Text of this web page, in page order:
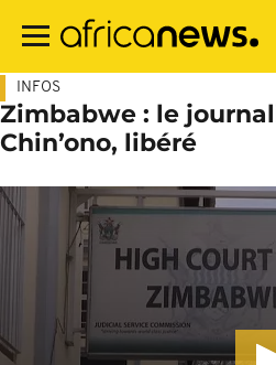
contenu
INFOS
Zimbabwe : le
Chin’ono, libéré